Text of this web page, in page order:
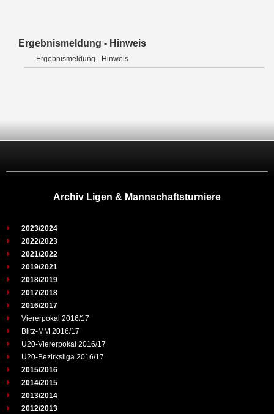
Ergebnismeldung - Hinweis
Ergebnismeldung - Hinweis
Archiv Ligen & Mannschaftsturniere
2023/2024
2022/2023
2021/2022
2019/2021
2018/2019
2017/2018
2016/2017
Viererpokal 2016/17
Blitz-MM 2016/17
U20-Viererpokal 2016/17
U20-Bezirksliga 2016/17
2015/2016
2014/2015
2013/2014
2012/2013